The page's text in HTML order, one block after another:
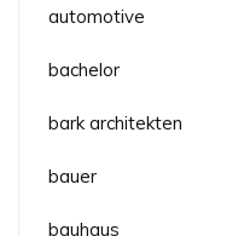
automotive
bachelor
bark architekten
bauer
bauhaus